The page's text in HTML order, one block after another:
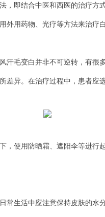
即结合中医和西医的治疗方
外用药物、光疗等方法来治疗
毛变白并非不可逆转，有很
差异。在治疗过程中，患者应
使用防晒霜、遮阳伞等进行
生活中应注意保持皮肤的水